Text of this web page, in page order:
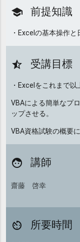
school 前提知識
・Excelの基本操作
star_half 受講目標
・Excelをこれまで
VBAによる簡単なプ
ップさせる。
VBA資格試験の概要
face 講師
齋藤 啓幸
av_timer 所要時間